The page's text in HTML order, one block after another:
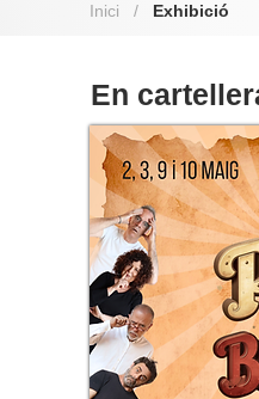
Inici / Exhibició
En